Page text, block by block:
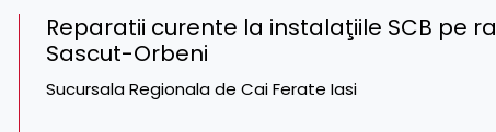
Reparatii curente la instalaţiile SCB pe
Sascut-Orbeni
Sucursala Regionala de Cai Ferate Iasi